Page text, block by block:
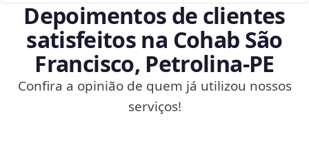
Depoimentos de clientes
satisfeitos na Cohab São
Francisco, Petrolina‑PE
Confira a opinião de quem já utilizou nossos
serviços!